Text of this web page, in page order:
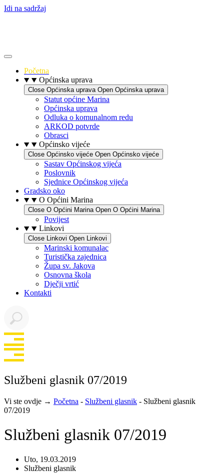
Idi na sadržaj
Početna
Općinska uprava
Close Općinska uprava Open Općinska uprava
Statut općine Marina
Općinska uprava
Odluka o komunalnom redu
ARKOD potvrde
Obrasci
Općinsko vijeće
Close Općinsko vijeće Open Općinsko vijeće
Sastav Općinskog vijeća
Poslovnik
Sjednice Općinskog vijeća
Gradsko oko
O Općini Marina
Close O Općini Marina Open O Općini Marina
Povijest
Linkovi
Close Linkovi Open Linkovi
Marinski komunalac
Turistička zajednica
Župa sv. Jakova
Osnovna škola
Dječji vrtić
Kontakti
Službeni glasnik 07/2019
Vi ste ovdje → Početna - Službeni glasnik - Službeni glasnik
07/2019
Službeni glasnik 07/2019
Uto, 19.03.2019
Službeni glasnik